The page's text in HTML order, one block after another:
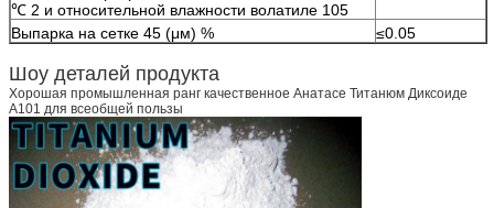
℃ 2 и относительной влажности волатиле 105
Выпарка на сетке 45 (μм) % ≤0.05
Шоу деталей продукта
Хорошая промышленная ранг качественное Анатасе Титанюм Диксоиде
А101 для всеобщей пользы